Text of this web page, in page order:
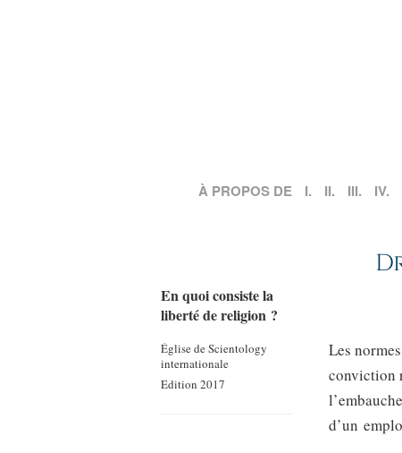
À PROPOS DE I. II. III. IV.
En quoi consiste la
liberté de religion ?
Église de Scientology
internationale
Edition 2017
Les
conviction
d’un